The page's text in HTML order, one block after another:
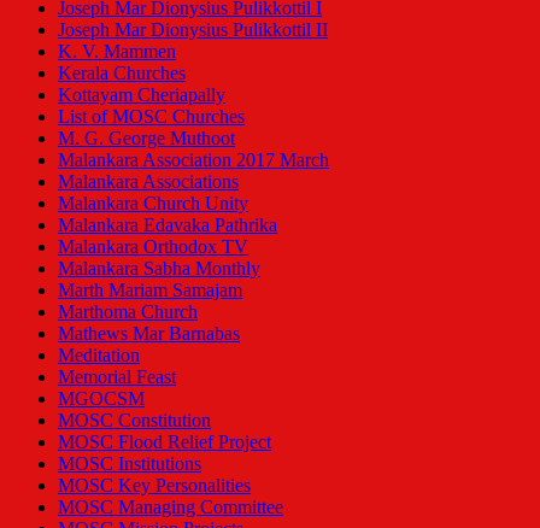
Joseph Mar Dionysius Pulikkottil I
Joseph Mar Dionysius Pulikkottil II
K. V. Mammen
Kerala Churches
Kottayam Cheriapally
List of MOSC Churches
M. G. George Muthoot
Malankara Association 2017 March
Malankara Associations
Malankara Church Unity
Malankara Edavaka Pathrika
Malankara Orthodox TV
Malankara Sabha Monthly
Marth Mariam Samajam
Marthoma Church
Mathews Mar Barnabas
Meditation
Memorial Feast
MGOCSM
MOSC Constitution
MOSC Flood Relief Project
MOSC Institutions
MOSC Key Personalities
MOSC Managing Committee